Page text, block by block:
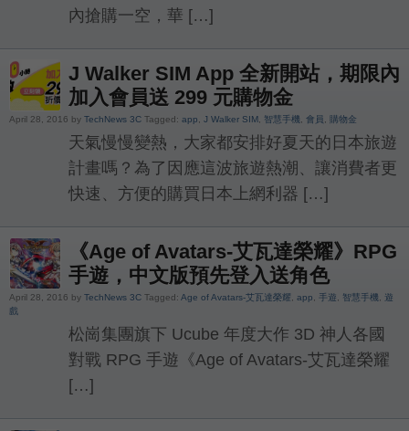
內搶購一空，華 […]
J Walker SIM App 全新開站，期限內
加入會員送 299 元購物金
April 28, 2016 by TechNews 3C Tagged: app J Walker SIM 智慧手機 會員 購物金
天氣慢慢變熱，大家都安排好夏天的日本旅遊
計畫嗎？為了因應這波旅遊熱潮、讓消費者更
快速、方便的購買日本上網利器 […]
《Age of Avatars-艾瓦達榮耀》RPG
手遊，中文版預先登入送角色
April 28, 2016 by TechNews 3C Tagged: Age of Avatars-艾瓦達榮耀 app 手遊 智慧手機
遊
戲
松崗集團旗下 Ucube 年度大作 3D 神人各國
對戰 RPG 手遊《Age of Avatars-艾瓦達榮耀
[…]